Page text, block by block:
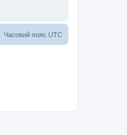
Часовий пояс UTC